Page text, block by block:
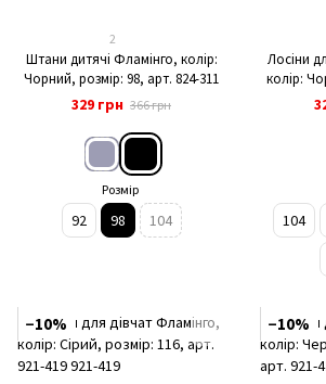
2
Штани дитячі Фламінго, колір:
Чорний, розмір: 98, арт. 824-311
329 грн 366 грн
Розмір
92 98 104
Лосіни
колір:
104
−10% −10%